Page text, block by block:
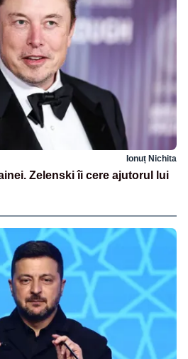
Ionuț Nichita
Zelenski îi cere ajutorul lui